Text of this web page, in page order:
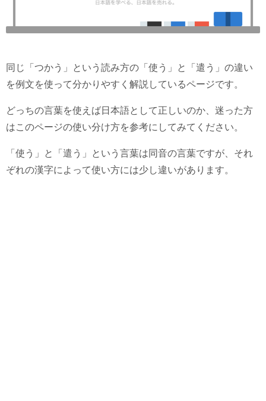
同じ「つかう」という読み方の「使う」と「遣う」の違い
を例文を使って分かりやすく解説しているページです。
どっちの言葉を使えば日本語として正しいのか、迷った方
はこのページの使い分け方を参考にしてみてください。
「使う」と「遣う」という言葉は同音の言葉ですが、それ
ぞれの漢字によって使い方には少し違いがあります。